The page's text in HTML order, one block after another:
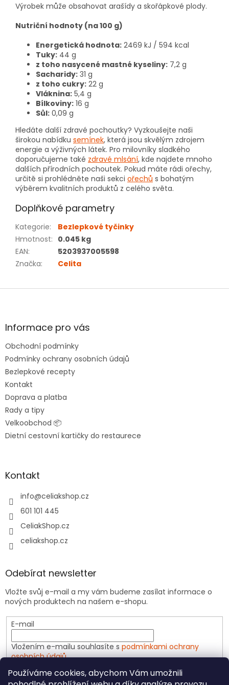
Používáme cookies, abychom Vám umožnili
Výrobek může obsahovat arašídy a skořápkové plody.
Nutriční hodnoty (na 100 g)
Energetická hodnota: 2469 kJ / 594 kcal
Tuky: 44 g
z toho nasycené mastné kyseliny: 7,2 g
Sacharidy: 31 g
z toho cukry: 22 g
Vláknina: 5,4 g
Bílkoviny: 16 g
Sůl: 0,09 g
Hledáte další zdravé pochoutky? Vyzkoušejte naši
širokou nabídku semínek, která jsou skvělým zdrojem
energie a výživných látek. Pro milovníky sladkého
doporučujeme také zdravé mlsání, kde najdete mnoho
dalších přírodních pochoutek. Pokud máte rádi ořechy,
určitě si prohlédněte naši sekci ořechů s bohatým
výběrem kvalitních produktů z celého světa.
Doplňkové parametry
Kategorie:
Bezlepkové tyčinky
Hmotnost: 0.045 kg
EAN:
5203937005598
Značka: Celita
Z
aInformace pro vás
Obchodní podmínky
Podmínky ochrany osobních údajů
Bezlepkové recepty
Kontakt
Doprava a platba
Rady a tipy
Velkoobchod 📦
Dietní cestovní kartičky do restaurece
Kontakt
info@celiakshop.cz
601 101 445
CeliakShop.cz
celiakshop.cz
Odebírat newsletter
Vložte svůj e-mail a my vám budeme zasílat informace o
nových produktech na našem e-shopu.
E-mail
Vložením e-mailu souhlasíte s podmínkami ochrany
osobních údajů
PŘIHLÁSIT SE